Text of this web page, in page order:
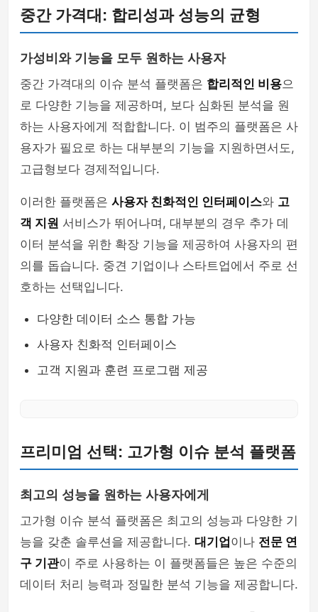
중간 가격대: 합리성과 성능의 균형
가성비와 기능을 모두 원하는 사용자
중간 가격대의 이슈 분석 플랫폼은 합리적인 비용으
로 다양한 기능을 제공하며, 보다 심화된 분석을 원
하는 사용자에게 적합합니다. 이 범주의 플랫폼은 사
용자가 필요로 하는 대부분의 기능을 지원하면서도,
고급형보다 경제적입니다.
이러한 플랫폼은 사용자 친화적인 인터페이스와 고
객 지원 서비스가 뛰어나며, 대부분의 경우 추가 데
이터 분석을 위한 확장 기능을 제공하여 사용자의 편
의를 돕습니다. 중견 기업이나 스타트업에서 주로 선
호하는 선택입니다.
다양한 데이터 소스 통합 가능
사용자 친화적 인터페이스
고객 지원과 훈련 프로그램 제공
프리미엄 선택: 고가형 이슈 분석 플랫폼
최고의 성능을 원하는 사용자에게
고가형 이슈 분석 플랫폼은 최고의 성능과 다양한 기
능을 갖춘 솔루션을 제공합니다. 대기업 이나 전문 연
구 기관이 주로 사용하는 이 플랫폼들은 높은 수준의
데이터 처리 능력과 정밀한 분석 기능을 제공합니다.